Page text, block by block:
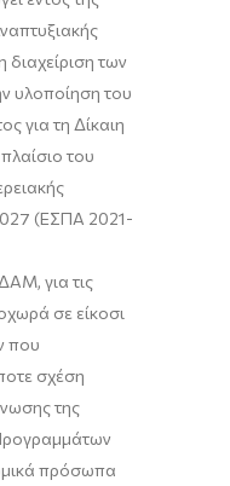
των
υλοποίηση του
για τη Δίκαιη
του
(ΕΣΠΑ 2021-
ΔΑΜ, για τις
σε είκοσι
που
σχέση
της
πρόσωπα